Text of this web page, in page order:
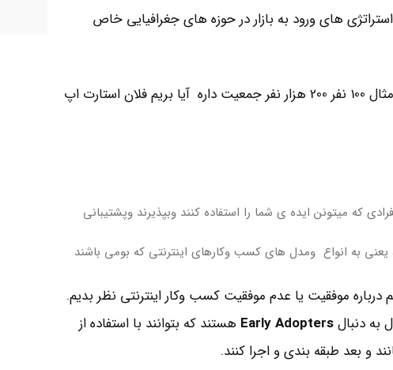
های ورود به بازار در حوزه های جغرافیایی خاص
خیلی وقتها از من میپرسند: که مثلا ما تو یه شهرستانی هستیم که به طور مثال 100 نفر 200 هزار نفر جمعیت داره آیا بریم فلان استارت اپ
که میتونن ایده ی شما را استفاده کنند وبپذیرند وپشتیبانی
به انواع ومدل های کسب وکارهای اینترنتی که بومی باشند
درباره موفقیت یا عدم موفقیت کسب وکار اینترنتی نظر بدیم.
دنبالEarly Adopters هستند که بتوانند با استفاده از
و بعد طبقه بندی و اجرا کنند.